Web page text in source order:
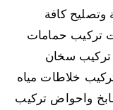
كافة
تركيب حمامات
تركيب سخان
خلاطات مياه
واحواض تركيب